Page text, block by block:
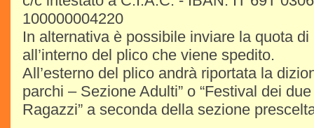
100000004220
In alternativa è possibile inviare la quota
all’interno del plico che viene spedito.
All’esterno del plico andrà riportata la
parchi – Sezione Adulti” o “Festival dei
Ragazzi” a seconda della sezione